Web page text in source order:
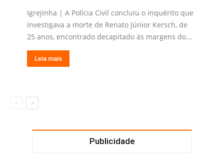
Igrejinha | A Polícia Civil concluiu o inquérito que
investigava a morte de Renato Júnior Kersch, de
25 anos, encontrado decapitado às margens do...
Leia mais
Publicidade